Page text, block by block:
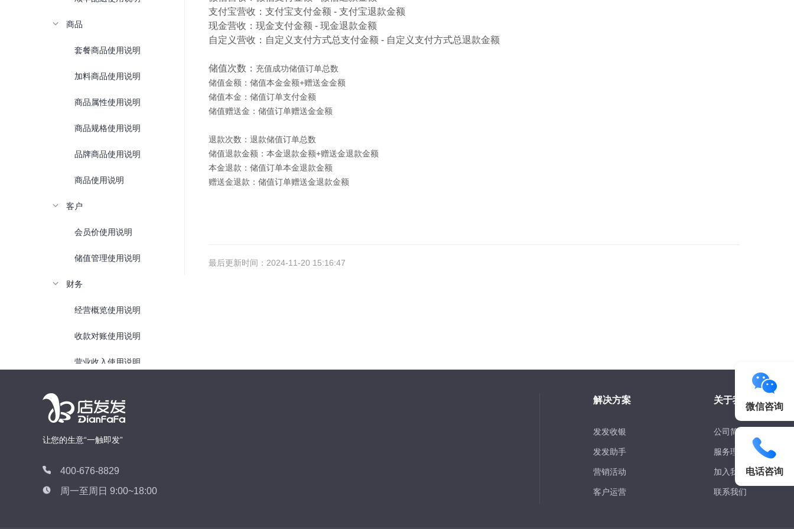
商品
套餐商品使用说明
加料商品使用说明
商品属性使用说明
商品规格使用说明
品牌商品使用说明
商品使用说明
客户
会员价使用说明
储值管理使用说明
财务
经营概览使用说明
收款对账使用说明
营业收入使用说明
储值汇总使用说明
权益卡汇总使用说明
礼品卡汇总使用说明
收款码汇总使用说明
支付宝营收：支付宝支付金额 - 支付宝退款金额
现金营收：现金支付金额 - 现金退款金额
自定义营收：自定义支付方式总支付金额 - 自定义支付方式总退款金额
储值次数： 充值成功储值订单总数
储值金额：储值本金金额+赠送金金额
储值本金：储值订单支付金额
储值赠送金：储值订单赠送金金额
退款次数：退款储值订单总数
储值退款金额：本金退款金额+赠送金退款金额
本金退款：储值订单本金退款金额
赠送金退款：储值订单赠送金退款金额
最后更新时间：2024-11-20 15:16:47
让您的生意“一触即发”
400-676-8829
周一至周日 9:00~18:00
解决方案
发发收银
发发助手
营销活动
客户运营
关于我们
公司简介
服务理念
加入我们
联系我们
微信咨询
电话咨询